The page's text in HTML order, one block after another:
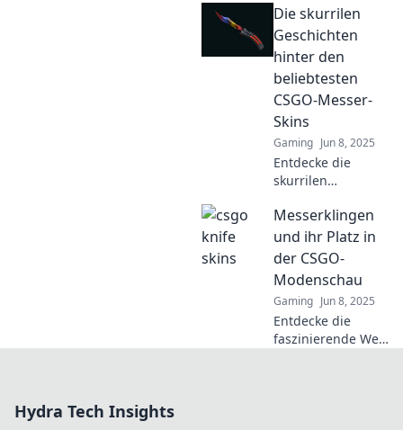
Skins und erfahre,
warum sie echte
Kunstwerke in der
Spielkultur sind!
Die skurrilen
Geschichten
hinter den
beliebtesten
CSGO-Messer-
Skins
Gaming Jun 8, 2025
Entdecke die
skurrilen
den beliebtesten
CSGO-Messer-
Skins und erfahre,
was sie so
einzigartig macht!
Messerklingen
und ihr Platz in
der CSGO-
Modenschau
Gaming Jun 8, 2025
Entdecke die
faszinierende Welt
Hydra Tech Insights